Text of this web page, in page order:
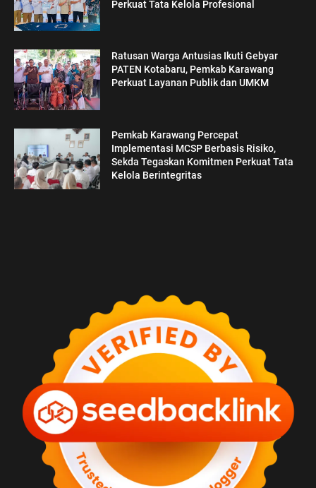
Perkuat Tata Kelola Profesional
Ratusan Warga Antusias Ikuti Gebyar
PATEN Kotabaru, Pemkab Karawang
Perkuat Layanan Publik dan UMKM
Pemkab Karawang Percepat
Implementasi MCSP Berbasis Risiko,
Sekda Tegaskan Komitmen Perkuat Tata
Kelola Berintegritas